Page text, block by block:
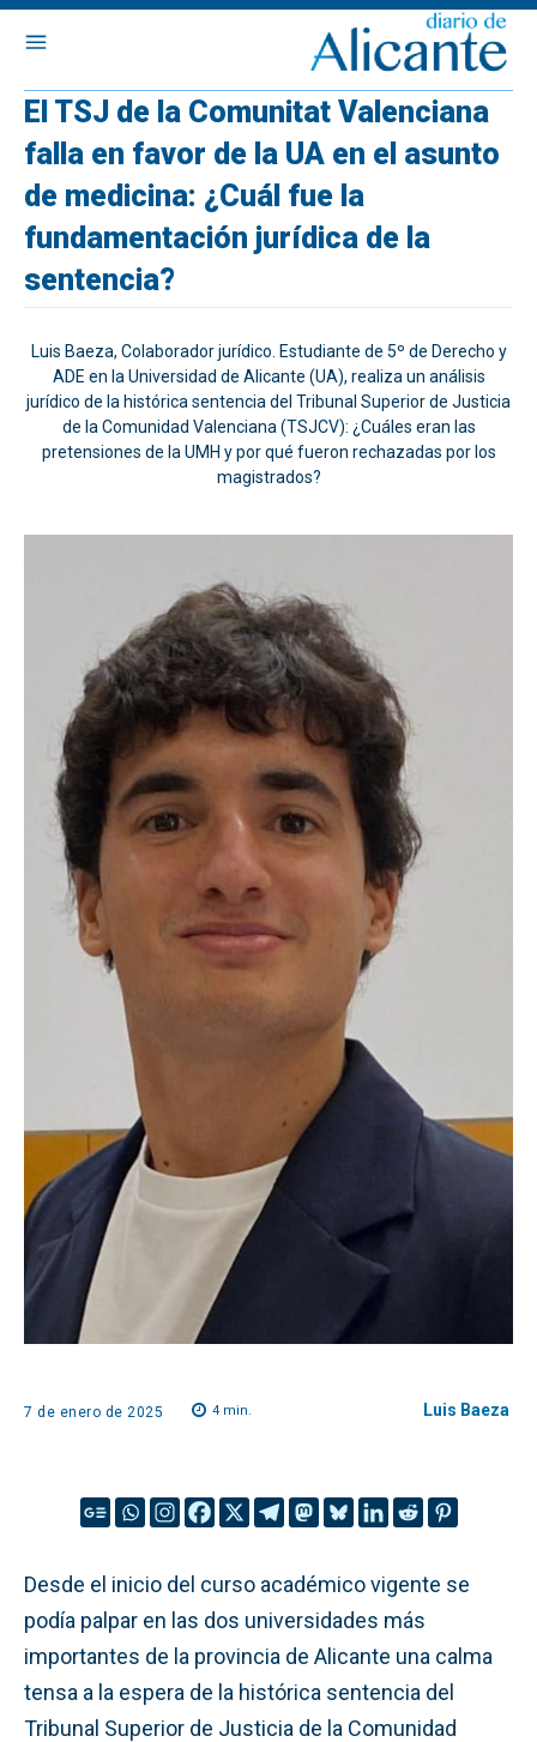
El TSJ de la Comunitat Valenciana
falla en favor de la UA en el asunto
de medicina: ¿Cuál fue la
fundamentación jurídica de la
sentencia?
Luis Baeza, Colaborador jurídico. Estudiante de 5º de Derecho y
ADE en la Universidad de Alicante (UA), realiza un análisis
jurídico de la histórica sentencia del Tribunal Superior de Justicia
de la Comunidad Valenciana (TSJCV): ¿Cuáles eran las
pretensiones de la UMH y por qué fueron rechazadas por los
magistrados?
7 de enero de 2025 4 min. Luis Baeza
Desde el inicio del curso académico vigente se
podía palpar en las dos universidades más
importantes de la provincia de Alicante una calma
tensa a la espera de la histórica sentencia del
Tribunal Superior de Justicia de la Comunidad